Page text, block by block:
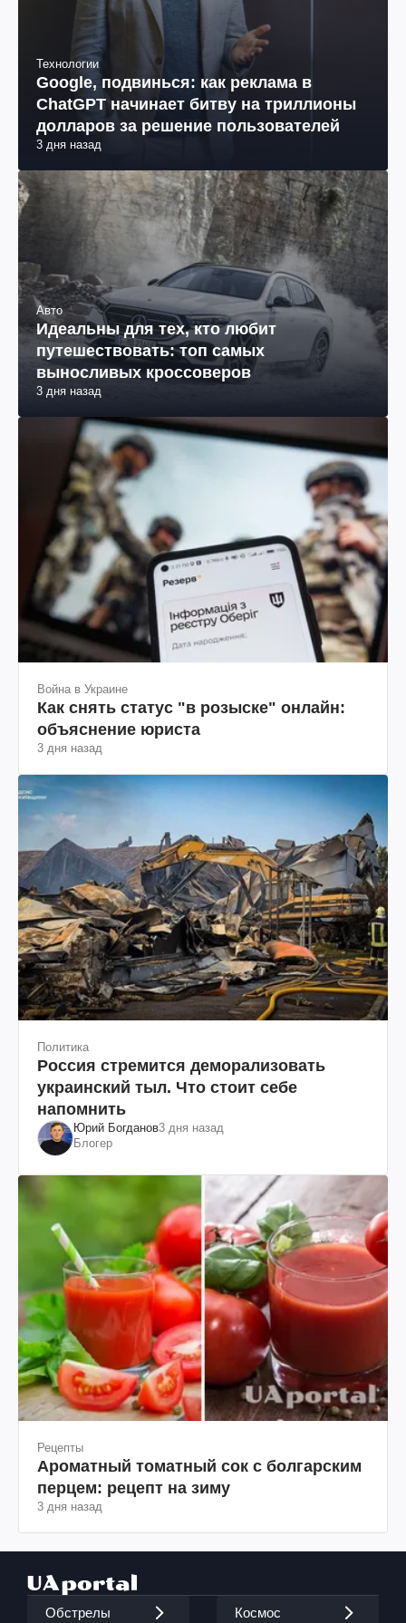
Технологии
Google, подвинься: как реклама в
ChatGPT начинает битву на триллионы
долларов за решение пользователей
3 дня назад
Авто
Идеальны для тех, кто любит
путешествовать: топ самых
выносливых кроссоверов
3 дня назад
Война в Украине
Как снять статус "в розыске" онлайн:
объяснение юриста
3 дня назад
Политика
Россия стремится деморализовать
украинский тыл. Что стоит себе
напомнить
Юрий Богданов3 дня назад
Блогер
Рецепты
Ароматный томатный сок с болгарским
перцем: рецепт на зиму
3 дня назад
Обстрелы Космос